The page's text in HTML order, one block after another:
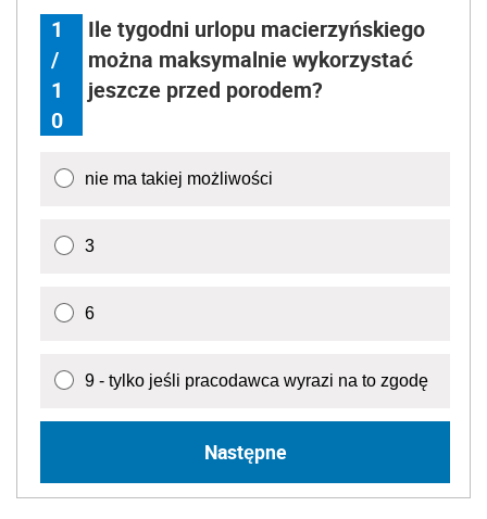
1
/
1
0
Ile tygodni urlopu macierzyńskiego
można maksymalnie wykorzystać
jeszcze przed porodem?
nie ma takiej możliwości
3
6
9 - tylko jeśli pracodawca wyrazi na to zgodę
Następne